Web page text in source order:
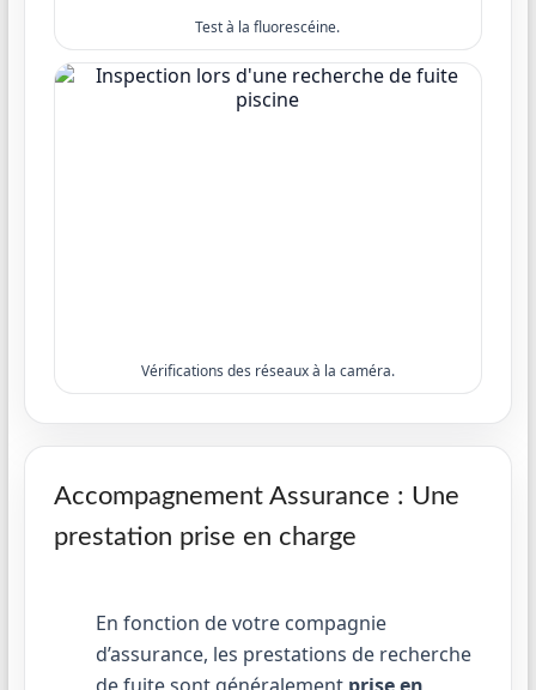
Test à la fluorescéine.
Vérifications des réseaux à la caméra.
Accompagnement Assurance : Une
prestation prise en charge
En fonction de votre compagnie
d’assurance, les prestations de recherche